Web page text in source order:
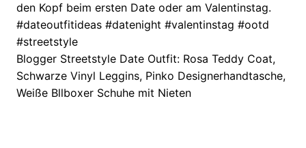
den Kopf beim ersten Date oder am Valentinstag.
#dateoutfitideas #datenight #valentinstag #ootd
#streetstyle
Blogger Streetstyle Date Outfit: Rosa Teddy Coat,
Schwarze Vinyl Leggins, Pinko Designerhandtasche,
Weiße Bllboxer Schuhe mit Nieten